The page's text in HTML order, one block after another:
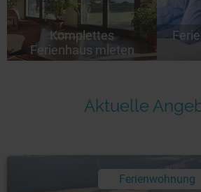
Komplettes
Ferienhaus mieten
Aktuelle
Ferienwohnung